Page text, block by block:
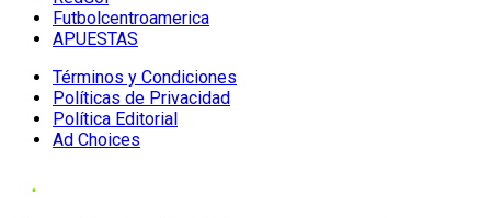
Futbolcentroamerica
APUESTAS
Términos y Condiciones
Políticas de Privacidad
Política Editorial
Ad Choices